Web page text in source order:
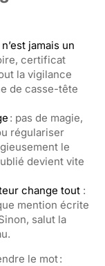
jamais un
certificat
la vigilance
de casse-tête
: pas de magie,
régulariser
le
devient vite
change tout :
mention écrite
salut la
le mot :